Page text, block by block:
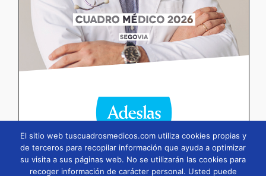
Página1/90 Zoom100%
El sitio web tuscuadrosmedicos.com utiliza cookies propias y
de terceros para recopilar información que ayuda a optimizar
su visita a sus páginas web. No se utilizarán las cookies para
recoger información de carácter personal. Usted puede